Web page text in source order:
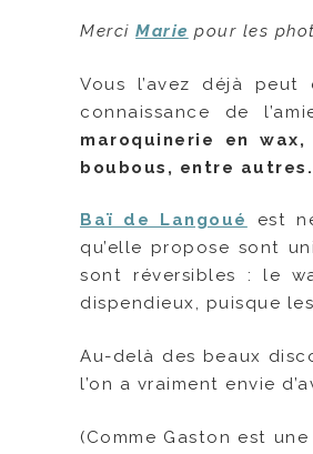
MerciMarie pour les
Vous l’avez déjà
connaissance de
maroquinerie en
boubous, entre autres.
Baï de Langoué
est
qu’elle propose sont
sont réversibles : le
dispendieux, puisque
Au-delà des beaux
l’on a vraiment envie
(Comme Gaston est